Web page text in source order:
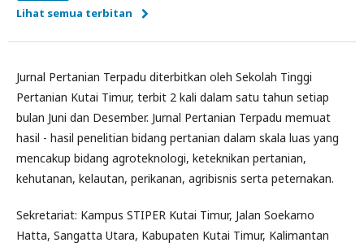
Lihat semua terbitan
Jurnal Pertanian Terpadu diterbitkan oleh Sekolah Tinggi
Pertanian Kutai Timur, terbit 2 kali dalam satu tahun setiap
bulan Juni dan Desember. Jurnal Pertanian Terpadu memuat
hasil - hasil penelitian bidang pertanian dalam skala luas yang
mencakup bidang agroteknologi, keteknikan pertanian,
kehutanan, kelautan, perikanan, agribisnis serta peternakan.
Sekretariat: Kampus STIPER Kutai Timur, Jalan Soekarno
Hatta, Sangatta Utara, Kabupaten Kutai Timur, Kalimantan